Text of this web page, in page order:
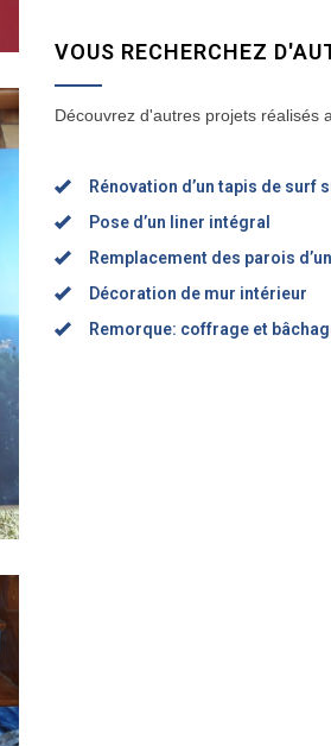
VOUS RECHERCHEZ
Découvrez d'autres projets réalisés
Rénovation d’un tapis de surf
Pose d’un liner intégral
Remplacement des parois
Décoration de mur intérieur
Remorque: coffrage et